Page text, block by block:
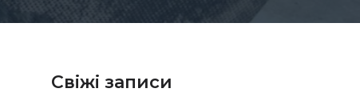
Свіжі записи